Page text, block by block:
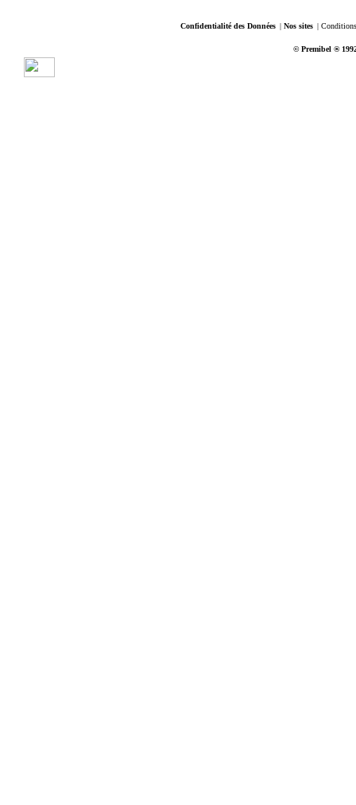
Confidentialité des Données | Nos sites |
© Premibel ®